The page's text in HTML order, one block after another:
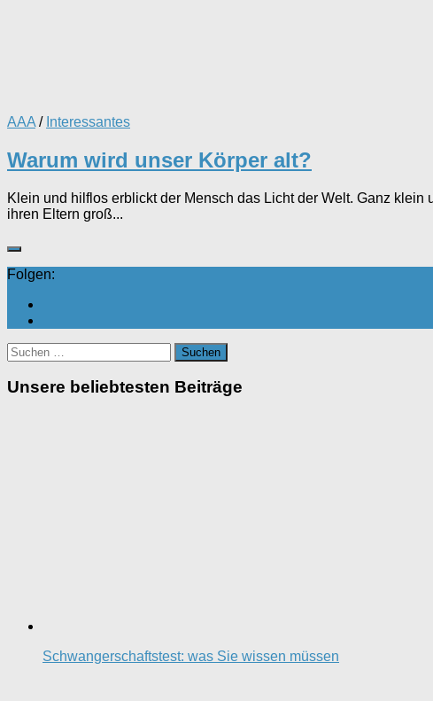
AAA / Interessantes
Warum wird unser Körper alt?
Klein und hilflos erblickt der Mensch das Licht der Welt. Ganz
ihren Eltern groß...
Folgen:
Suchen
nach:
Unsere beliebtesten Beiträge
Schwangerschaftstest: was Sie wissen müssen